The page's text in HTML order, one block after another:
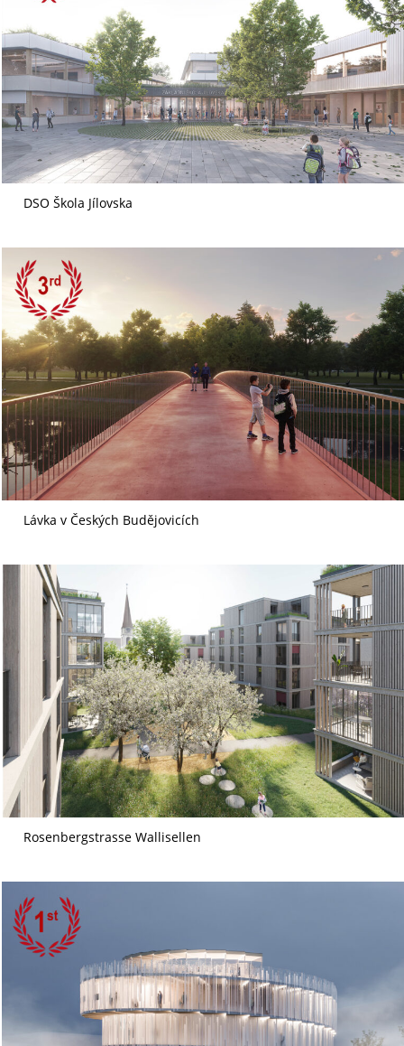
DSO Škola Jílovska
Lávka v Českých Budějovicích
Rosenbergstrasse Wallisellen